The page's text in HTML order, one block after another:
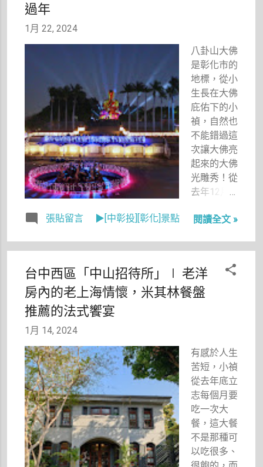
何，感覺應
該慵慵懶懶
的小土匪運
動起來也是
超可愛的
啦！
故事的百年
建築之中，
優雅品味著
餐桌上的佳
餚，那該是
多麼享受的
一件事啊！
話不多說，
馬上邀約粉
紅姊妹一起
去共享美味
時光。
過年
1月 22, 2024
八卦山大佛
是彰化市的
地標，從小
生長在大佛
庇佑下的小
禎，自然也
不能錯過這
次讓大佛亮
起來的大佛
光雕秀！從
去年12月
就想上山看
著拖著直到
1月中才上
山，我也算
夠懶了啊！
3年的八卦
山上學才會
這樣啊啊啊
啊！
張貼留言 ▶[中彰投][彰化]景點 閱讀全文 »
台中西區「中山招待所」∣ 老洋
房內的老上海情懷，米其林餐盤
推薦的法式饗宴
1月 14, 2024
有感於人生
苦短，小禎
從去年底立
志每個月要
吃一次大
餐，這大餐
不是那種可
以吃很多、